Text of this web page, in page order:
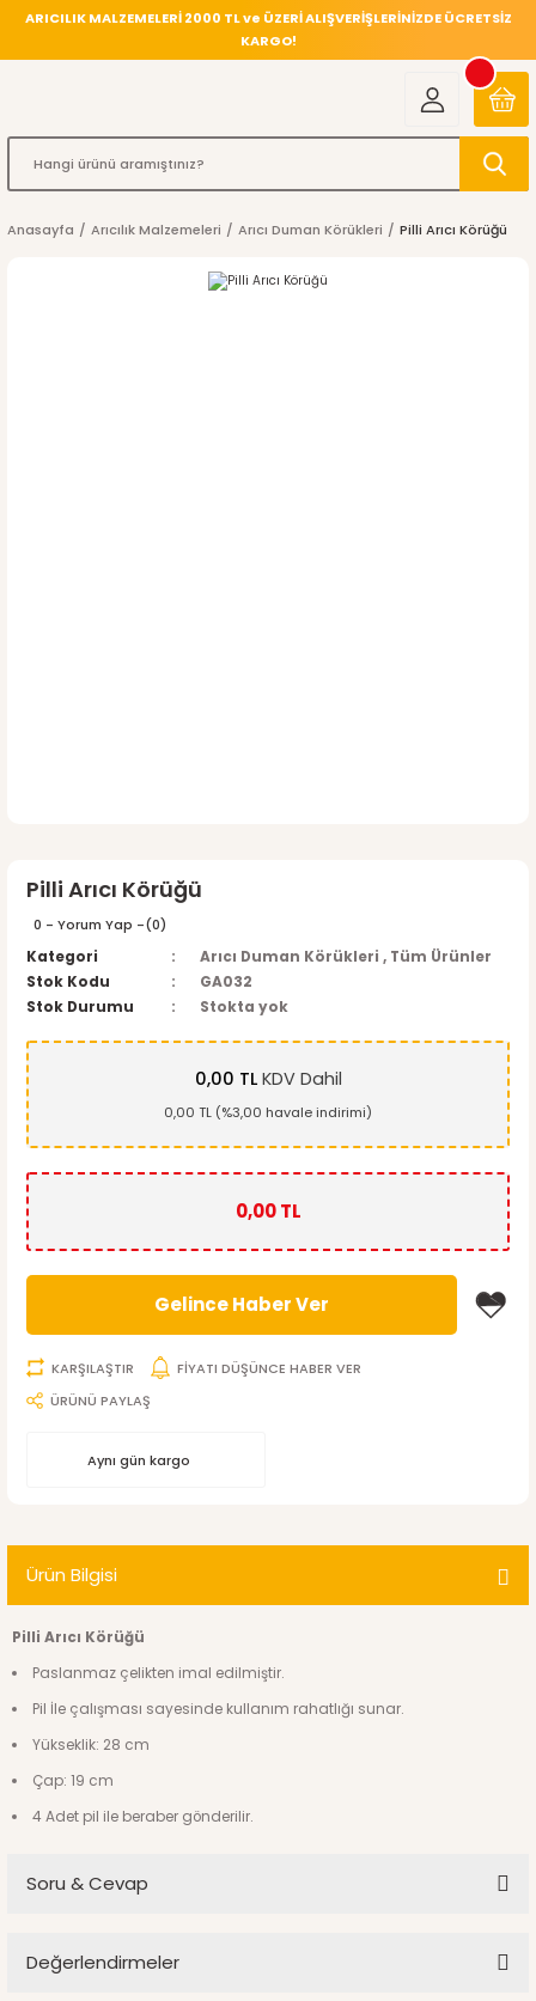
ARICILIK MALZEMELERİ 2000 TL ve ÜZERİ ALIŞVERİŞLERİNİZDE ÜCRETSİZ
KARGO!
Anasayfa Arıcılık Malzemeleri Arıcı Duman Körükleri Pilli Arıcı Körüğü
Pilli Arıcı Körüğü
0 - Yorum Yap -(0)
Kategori
Arıcı Duman Körükleri , Tüm Ürünler
Stok Kodu
GA032
Stok Durumu
Stokta yok
0,00 TLKDV Dahil
0,00 TL (%3,00 havale indirimi)
0,00 TL
Gelince Haber Ver
KARŞILAŞTIR
FİYATI DÜŞÜNCE HABER VER
ÜRÜNÜ PAYLAŞ
Aynı gün kargo
Ürün Bilgisi
Pilli Arıcı Körüğü
Paslanmaz çelikten imal edilmiştir.
Pil İle çalışması sayesinde kullanım rahatlığı sunar.
Yükseklik: 28 cm
Çap: 19 cm
4 Adet pil ile beraber gönderilir.
Soru & Cevap
Değerlendirmeler